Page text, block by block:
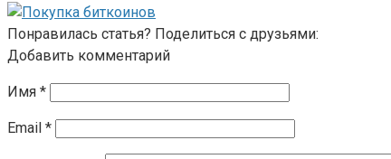
Понравилась статья? Поделиться с друзьями:
Добавить комментарий
Имя *
Email *